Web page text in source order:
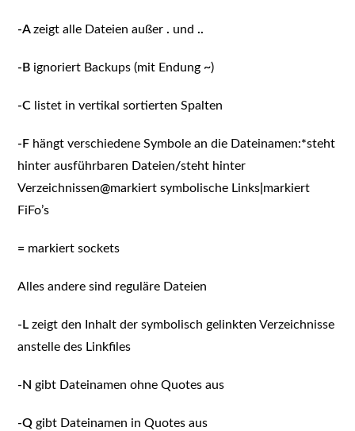
-Azeigt alle Dateien außer. und..
-B ignoriert Backups (mit Endung ~)
-C listet in vertikal sortierten Spalten
-F hängt verschiedene Symbole an die Dateinamen:*steht
hinter ausführbaren Dateien/steht hinter
Verzeichnissen@markiert symbolische Links markiert
FiFo’s
= markiert sockets
Alles andere sind reguläre Dateien
-Lzeigt den Inhalt der symbolisch gelinkten Verzeichnisse
anstelle des Linkfiles
-N gibt Dateinamen ohne Quotes aus
-Q gibt Dateinamen in Quotes aus